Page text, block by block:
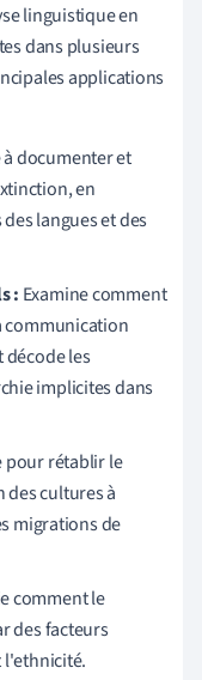
linguistique en
dans plusieurs
applications
à documenter et
en
langues et des
: Examine comment
communication
les
implicites dans
pour rétablir le
cultures à
migrations de
comment le
des facteurs
l'ethnicité.